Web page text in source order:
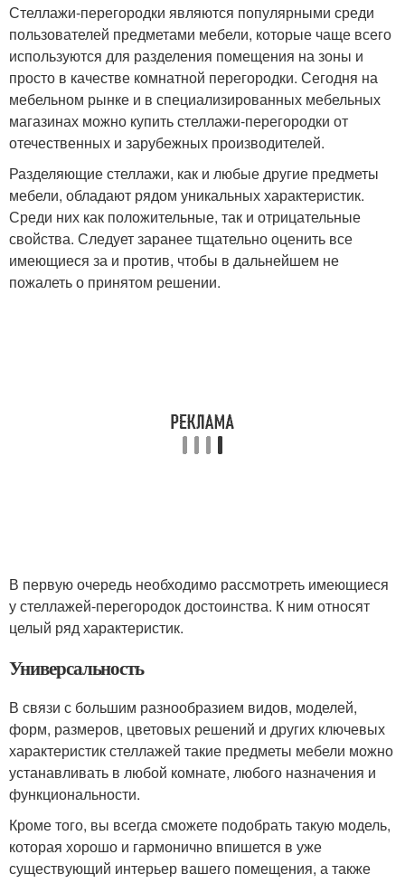
Стеллажи-перегородки являются популярными среди
пользователей предметами мебели, которые чаще всего
используются для разделения помещения на зоны и
просто в качестве комнатной перегородки. Сегодня на
мебельном рынке и в специализированных мебельных
магазинах можно купить стеллажи-перегородки от
отечественных и зарубежных производителей.
Разделяющие стеллажи, как и любые другие предметы
мебели, обладают рядом уникальных характеристик.
Среди них как положительные, так и отрицательные
свойства. Следует заранее тщательно оценить все
имеющиеся за и против, чтобы в дальнейшем не
пожалеть о принятом решении.
В первую очередь необходимо рассмотреть имеющиеся
у стеллажей-перегородок достоинства. К ним относят
целый ряд характеристик.
Универсальность
В связи с большим разнообразием видов, моделей,
форм, размеров, цветовых решений и других ключевых
характеристик стеллажей такие предметы мебели можно
устанавливать в любой комнате, любого назначения и
функциональности.
Кроме того, вы всегда сможете подобрать такую модель,
которая хорошо и гармонично впишется в уже
существующий интерьер вашего помещения, а также